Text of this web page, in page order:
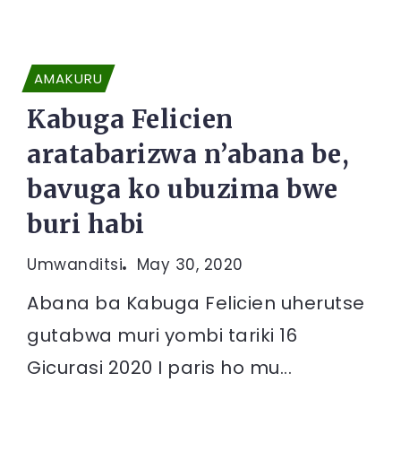
AMAKURU
Kabuga Felicien
aratabarizwa n’abana be,
bavuga ko ubuzima bwe
buri habi
Umwanditsi May 30, 2020
Abana ba Kabuga Felicien uherutse
gutabwa muri yombi tariki 16
Gicurasi 2020 I paris ho mu...